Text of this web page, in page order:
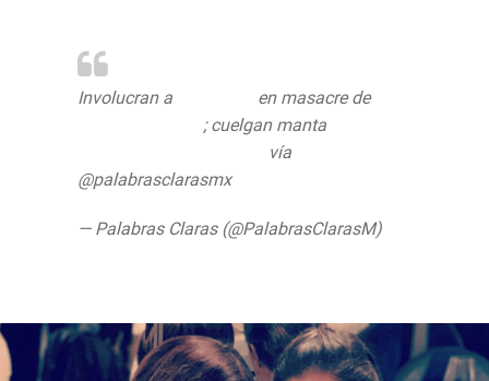
Involucran a
en masacre de
; cuelgan manta
vía
@palabrasclarasmx
— Palabras Claras (@PalabrasClarasM)